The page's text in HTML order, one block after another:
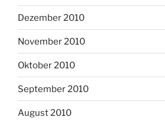
Dezember 2010
November 2010
Oktober 2010
September 2010
August 2010